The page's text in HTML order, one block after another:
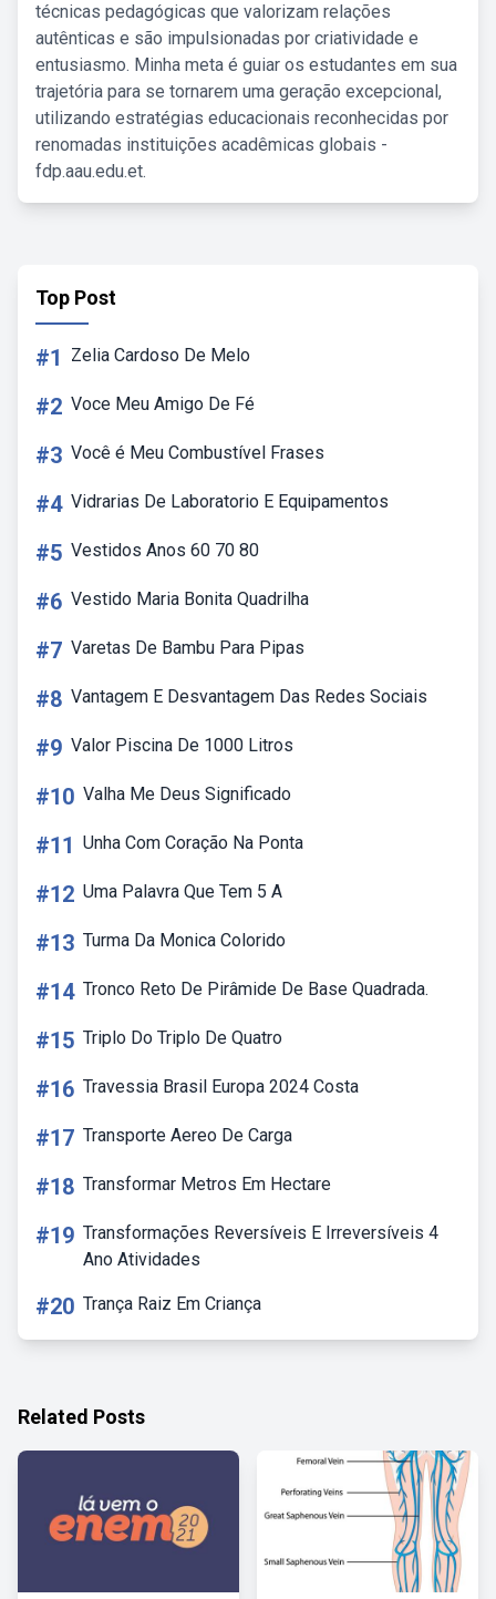
técnicas pedagógicas que valorizam relações
autênticas e são impulsionadas por criatividade e
entusiasmo. Minha meta é guiar os estudantes em sua
trajetória para se tornarem uma geração excepcional,
utilizando estratégias educacionais reconhecidas por
renomadas instituições acadêmicas globais -
fdp.aau.edu.et.
Top Post
#1 Zelia Cardoso De Melo
#2 Voce Meu Amigo De Fé
#3 Você é Meu Combustível Frases
#4 Vidrarias De Laboratorio E Equipamentos
#5 Vestidos Anos 60 70 80
#6 Vestido Maria Bonita Quadrilha
#7 Varetas De Bambu Para Pipas
#8 Vantagem E Desvantagem Das Redes Sociais
#9 Valor Piscina De 1000 Litros
#10 Valha Me Deus Significado
#11 Unha Com Coração Na Ponta
#12 Uma Palavra Que Tem 5 A
#13 Turma Da Monica Colorido
#14 Tronco Reto De Pirâmide De Base Quadrada.
#15 Triplo Do Triplo De Quatro
#16 Travessia Brasil Europa 2024 Costa
#17 Transporte Aereo De Carga
#18 Transformar Metros Em Hectare
#19 Transformações Reversíveis E Irreversíveis 4
Ano Atividades
#20 Trança Raiz Em Criança
Related Posts